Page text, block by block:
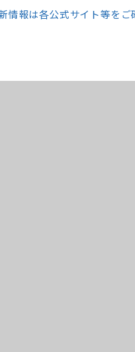
報は各公式サイト等をご